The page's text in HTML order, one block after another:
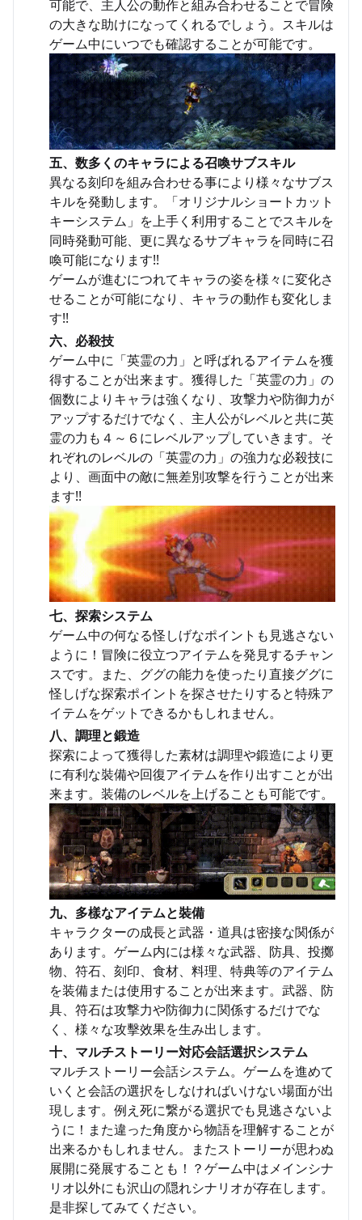
可能で、主人公の動作と組み合わせることで冒険
の大きな助けになってくれるでしょう。スキルは
ゲーム中にいつでも確認することが可能です。
五、数多くのキャラによる召喚サブスキル
異なる刻印を組み合わせる事により様々なサブス
キルを発動します。「オリジナルショートカット
キーシステム」を上手く利用することでスキルを
同時発動可能、更に異なるサブキャラを同時に召
喚可能になります!!
ゲームが進むにつれてキャラの姿を様々に変化さ
せることが可能になり、キャラの動作も変化しま
す!!
六、必殺技
ゲーム中に「英霊の力」と呼ばれるアイテムを獲
得することが出来ます。獲得した「英霊の力」の
個数によりキャラは強くなり、攻撃力や防御力が
アップするだけでなく、主人公がレベルと共に英
霊の力も４～６にレベルアップしていきます。そ
れぞれのレベルの「英霊の力」の強力な必殺技に
より、画面中の敵に無差別攻撃を行うことが出来
ます!!
七、探索システム
ゲーム中の何なる怪しげなポイントも見逃さない
ように！冒険に役立つアイテムを発見するチャン
スです。また、ググの能力を使ったり直接ググに
怪しげな探索ポイントを探させたりすると特殊ア
イテムをゲットできるかもしれません。
八、調理と鍛造
探索によって獲得した素材は調理や鍛造により更
に有利な裝備や回復アイテムを作り出すことが出
来ます。装備のレベルを上げることも可能です。
九、多樣なアイテムと裝備
キャラクターの成長と武器・道具は密接な関係が
あります。ゲーム内には様々な武器、防具、投擲
物、符石、刻印、食材、料理、特典等のアイテム
を装備または使用することが出来ます。武器、防
具、符石は攻撃力や防御力に関係するだけでな
く、様々な攻擊效果を生み出します。
十、マルチストーリー対応会話選択システム
マルチストーリー会話システム。ゲームを進めて
いくと会話の選択をしなければいけない場面が出
現します。例え死に繋がる選択でも見逃さないよ
うに！また違った角度から物語を理解することが
出来るかもしれません。またストーリーが思わぬ
展開に発展することも！？ゲーム中はメインシナ
リオ以外にも沢山の隠れシナリオが存在します。
是非探してみてください。